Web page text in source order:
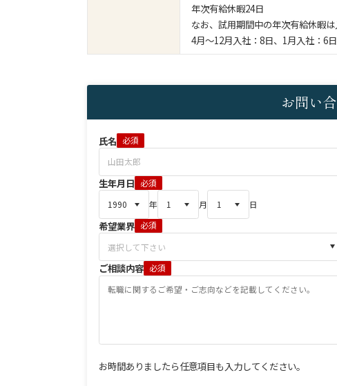
年次有給休暇24日
なお、試用期間中の年次有給休暇
4月～12月入社：8日、1月入社：6
お問い
氏名 必須
生年月日 必須
年
月 日
希望業界 必須
ご相談内容 必須
お時間ありましたら任意項目も入力してください。